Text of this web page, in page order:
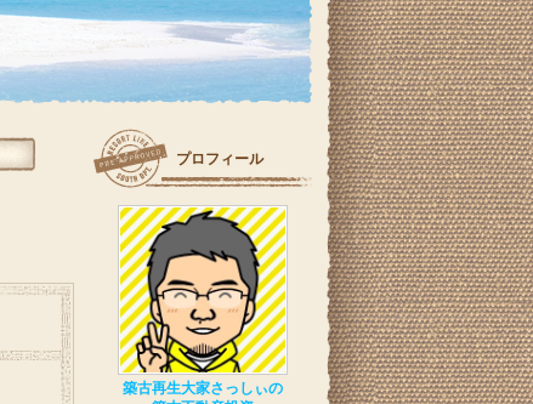
プロフィール
築古再生大家さっしぃの